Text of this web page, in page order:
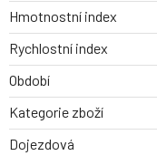
Hmotnostní index
Rychlostní index
Období
Kategorie zboží
Dojezdová